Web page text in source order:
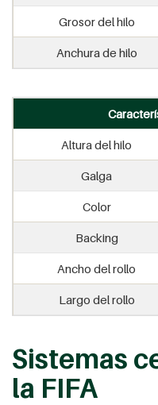
Grosor del hilo
Anchura de hilo
Altura del hilo
Galga
Color
Backing
Ancho del rollo
Largo del rollo
Sistemas
la FIFA